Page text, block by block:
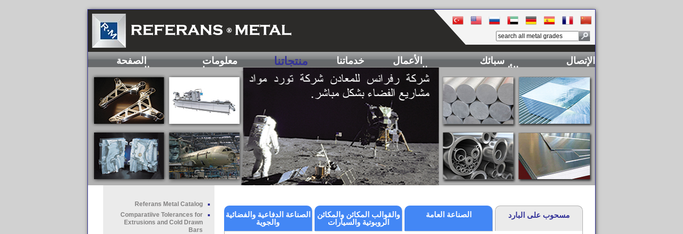
الصفحة
الرئيسية
معلومات
عنا
منتجاتنا خدماتنا
الأعمال
الهندسية
سبائك
الألومنيوم
الإتصال
Referans Metal Catalog
Comparatiive Tolerances for
Extrusions and Cold Drawn
Bars
الصناعة الدفاعية والفضائية
والجوية
والقوالب المكائن والمكائن
الروبوتية والسيارات
الصناعة العامة مسحوب على البارد